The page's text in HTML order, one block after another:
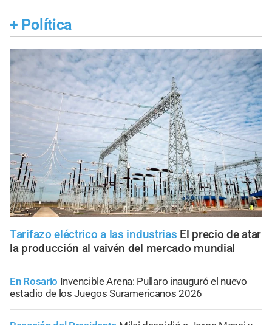
+ Política
Tarifazo eléctrico a las industrias El precio de atar
la producción al vaivén del mercado mundial
En Rosario Invencible Arena: Pullaro inauguró el nuevo
estadio de los Juegos Suramericanos 2026